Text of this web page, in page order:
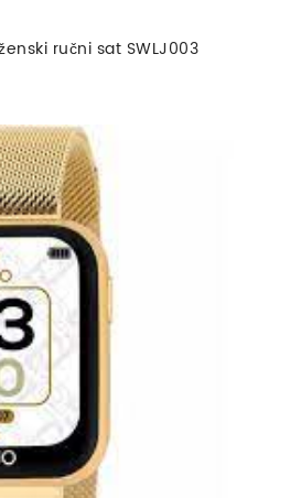
satovi
ručni sat SWLJ003